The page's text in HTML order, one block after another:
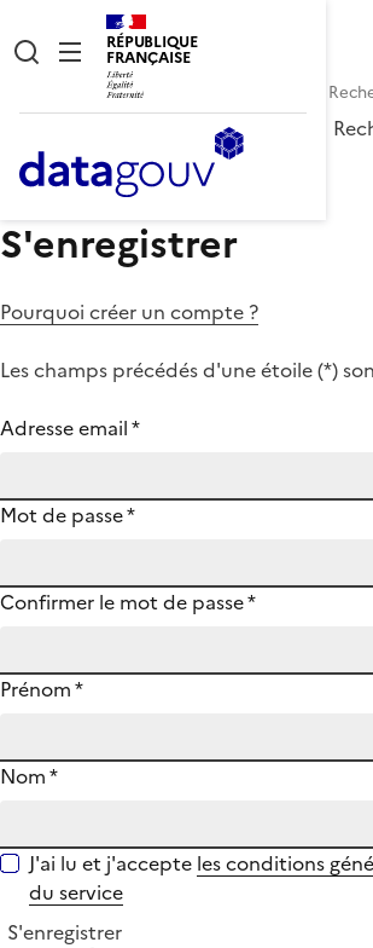
RÉPUBLIQUE
FRANÇAISE
S'enregistrer
Pourquoi créer un compte ?
Les champs précédés d'une étoile (*)
Adresse email*
Mot de passe*
Confirmer le mot de passe*
Prénom*
Nom*
J'ai lu et j'accepte les conditions
du service
S'enregistrer